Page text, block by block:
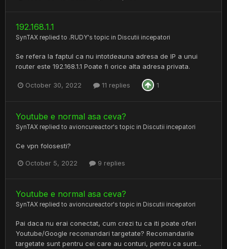
192.168.1.1
SynTAX replied to .RUDY's topic in Discutii incepatori
Se refera la faptul ca nu intotdeauna adresa de IP a unui
router este 192.168.1.1 Poate fi orice alta adresa privata.
October 30, 2022 11 replies 1
Youtube e normal asa ceva?
SynTAX replied to avioncureactor's topic in Discutii incepatori
Ce vpn folosesti?
October 5, 2022 9 replies
Youtube e normal asa ceva?
SynTAX replied to avioncureactor's topic in Discutii incepatori
Pai daca nu erai conectat, cum crezi tu ca iti poate oferi
Youtube/Google recomandari targetate? Recomandarile
targetate sunt pentru cei care au conturi, pentru ca sunt...